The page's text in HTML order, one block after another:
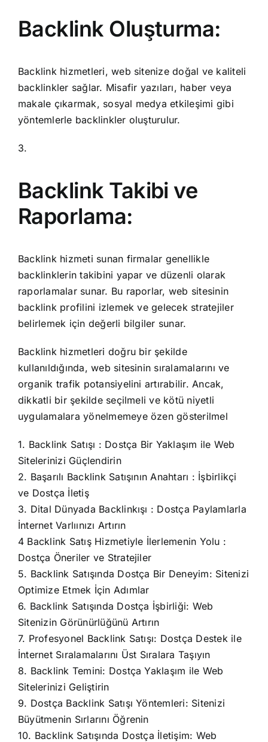
Backlink Oluşturma:
Backlink hizmetleri, web sitenize doğal ve kaliteli
backlinkler sağlar. Misafir yazıları, haber veya
makale çıkarmak, sosyal medya etkileşimi gibi
yöntemlerle backlinkler oluşturulur.
3.
Backlink Takibi ve
Raporlama:
Backlink hizmeti sunan firmalar genellikle
backlinklerin takibini yapar ve düzenli olarak
raporlamalar sunar. Bu raporlar, web sitesinin
backlink profilini izlemek ve gelecek stratejiler
belirlemek için değerli bilgiler sunar.
Backlink hizmetleri doğru bir şekilde
kullanıldığında, web sitesinin sıralamalarını ve
organik trafik potansiyelini artırabilir. Ancak,
dikkatli bir şekilde seçilmeli ve kötü niyetli
uygulamalara yönelmemeye özen gösterilmel
1. Backlink Satışı : Dostça Bir Yaklaşım ile Web
Sitelerinizi Güçlendirin
2. Başarılı Backlink Satışının Anahtarı : İşbirlikçi
ve Dostça İletiş
3. Dital Dünyada Backlinkışı : Dostça Paylamlarla
İnternet Varlıınızı Artırın
4 Backlink Satış Hizmetiyle İlerlemenin Yolu :
Dostça Öneriler ve Stratejiler
5. Backlink Satışında Dostça Bir Deneyim: Sitenizi
Optimize Etmek İçin Adımlar
6. Backlink Satışında Dostça İşbirliği: Web
Sitenizin Görünürlüğünü Artırın
7. Profesyonel Backlink Satışı: Dostça Destek ile
İnternet Sıralamalarını Üst Sıralara Taşıyın
8. Backlink Temini: Dostça Yaklaşım ile Web
Sitelerinizi Geliştirin
9. Dostça Backlink Satışı Yöntemleri: Sitenizi
Büyütmenin Sırlarını Öğrenin
10. Backlink Satışında Dostça İletişim: Web